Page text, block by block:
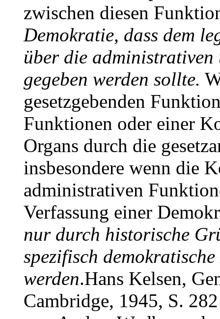
zwischen diesen
Demokratie, dass dem
über die
gegeben werden sollte.
gesetzgebenden
Funktionen oder einer
Organs durch die
insbesondere wenn die
administrativen
Verfassung einer
nur durch historische
spezifisch
werden.Hans Kelsen,
Cambridge, 1945, S.